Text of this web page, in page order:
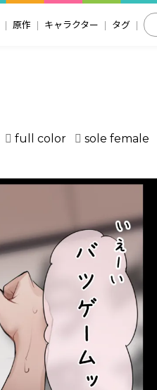
原作 キャラクター タグ
full color sole female